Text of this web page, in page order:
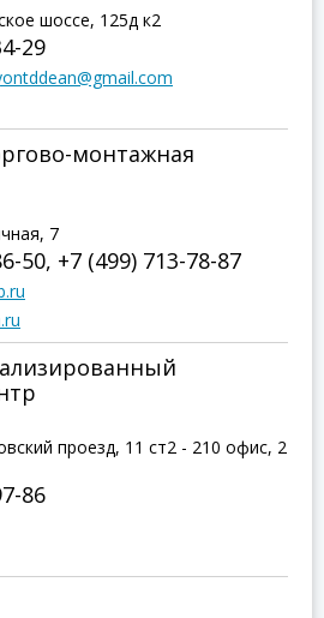
шоссе, 125д к2
29
монтажная
7
50, +7 (499) 713-78-87
проезд, 11 ст2 - 210 офис, 2
86